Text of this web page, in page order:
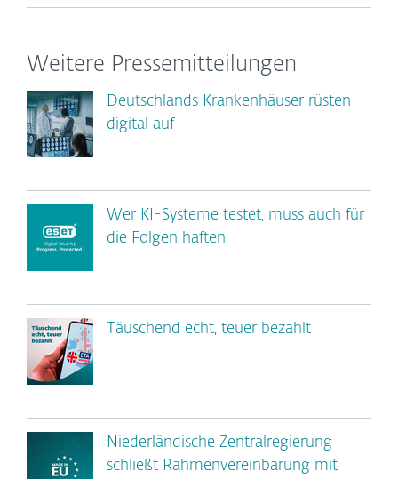
Weitere Pressemitteilungen
Deutschlands Krankenhäuser rüsten
digital auf
Wer KI-Systeme testet, muss auch für
die Folgen haften
Täuschend echt, teuer bezahlt
Niederländische Zentralregierung
schließt Rahmenvereinbarung mit